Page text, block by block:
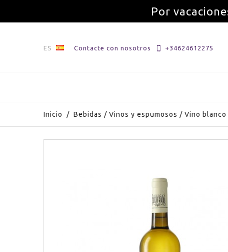
Por
ES Contacte con nosotros +34624612275
Inicio / Bebidas / Vinos y espumosos / Vino blanco